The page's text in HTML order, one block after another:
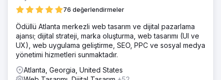
76 değerlendirmeler
Ödüllü Atlanta merkezli web tasarım ve dijital pazarlama
ajansı; dijital strateji, marka oluşturma, web tasarımı (UI ve
UX), web uygulama geliştirme, SEO, PPC ve sosyal medya
yönetimi hizmetleri sunmaktadır.
Atlanta, Georgia, United States